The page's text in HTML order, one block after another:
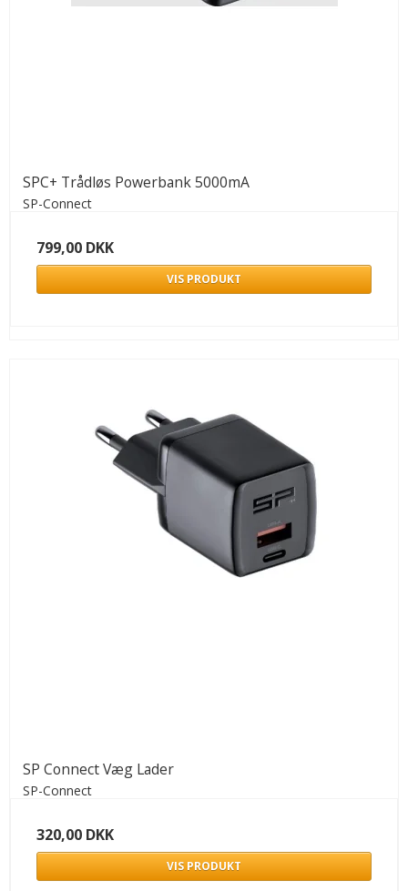
SPC+ Trådløs Powerbank 5000mA
SP-Connect
799,00 DKK
VIS PRODUKT
SP Connect Væg Lader
SP-Connect
320,00 DKK
VIS PRODUKT